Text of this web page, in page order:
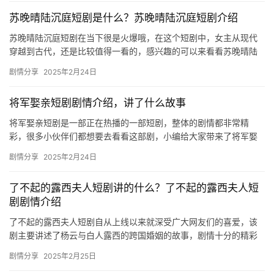
苏晚晴陆沉庭短剧是什么？苏晚晴陆沉庭短剧介绍
‌苏晚晴陆沉庭短剧在当下很是火爆哦，在这个短剧中，女主从现代
穿越到古代，还是比较值得一看的，感兴趣的可以来看看苏晚晴陆
剧情分享 2025年2月24日
将军娶亲短剧剧情介绍，讲了什么故事
将军娶亲短剧是一部正在热播的一部短剧，整体的剧情都非常精
彩，很多小伙伴们都想要去看看这部剧，小编给大家带来了将军娶
军…
剧情分享 2025年2月24日
了不起的露西夫人短剧讲的什么？了不起的露西夫人短
剧剧情介绍
了不起的露西夫人短剧自从上线以来就深受广大网友们的喜爱，该
剧主要讲述了杨云与白人露西的跨国婚姻的故事，剧情十分的精彩
剧情…
剧情分享 2025年2月25日